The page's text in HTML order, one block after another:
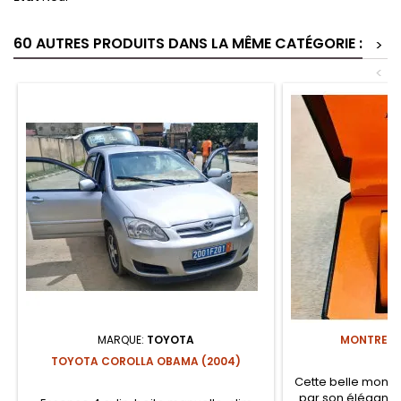
60 AUTRES PRODUITS DANS LA MÊME CATÉGORIE :
>
<
MARQUE: TOYOTA
TOYOTA COROLLA OBAMA (2004)
MONTRE
Cette belle